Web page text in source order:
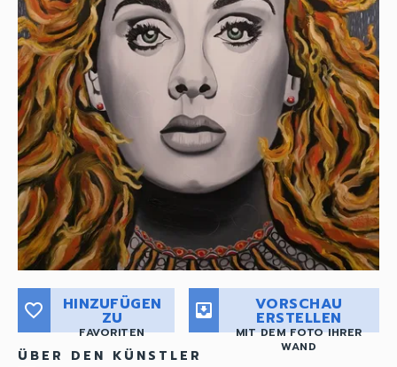
favorite_border HINZUFÜGEN
ZU
FAVORITEN
move_to_inbox VORSCHAU
ERSTELLEN
MIT DEM FOTO IHRER
WAND
ÜBER DEN KÜNSTLER